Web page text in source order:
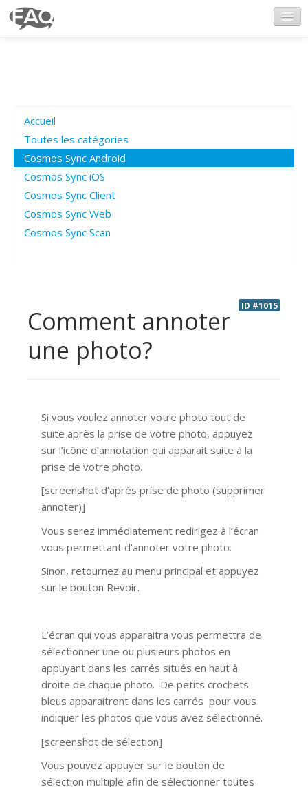
Poser une question
Questions ouvertes
Connexion
Accueil
Toutes les catégories
Cosmos Sync Android
Cosmos Sync iOS
Cosmos Sync Client
Cosmos Sync Web
Cosmos Sync Scan
ID #1015
Comment annoter
une photo?
Si vous voulez annoter votre photo tout de
suite après la prise de votre photo, appuyez
sur l’icône d’annotation qui apparait suite à la
prise de votre photo.
[screenshot d’après prise de photo (supprimer
annoter)]
Vous serez immédiatement redirigez à l’écran
vous permettant d’annoter votre photo.
Sinon, retournez au menu principal et appuyez
sur le bouton Revoir.
L’écran qui vous apparaitra vous permettra de
sélectionner une ou plusieurs photos en
appuyant dans les carrés situés en haut à
droite de chaque photo. De petits crochets
bleus apparaitront dans les carrés pour vous
indiquer les photos que vous avez sélectionné.
[screenshot de sélection]
Vous pouvez appuyer sur le bouton de
sélection multiple afin de sélectionner toutes